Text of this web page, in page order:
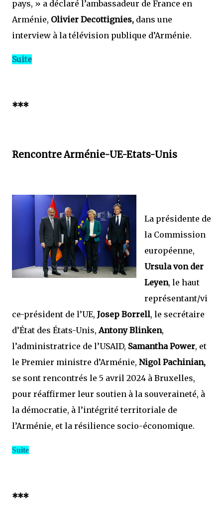
pays, » a déclaré l’ambassadeur de France en
Arménie, Olivier Decottignies, dans une
interview à la télévision publique d’Arménie.
Suite
***
Rencontre Arménie-UE-Etats-Unis
La présidente de
la Commission
européenne,
Ursula von der
Leyen, le haut
représentant/vi
ce-président de l’UE, Josep Borrell, le secrétaire
d’État des États-Unis,Antony Blinken,
l’administratrice de l’USAID, Samantha Power, et
le Premier ministre d’Arménie, Nigol Pachinian,
se sont rencontrés le 5 avril 2024 à Bruxelles,
pour réaffirmer leur soutien à la souveraineté, à
la démocratie, à l’intégrité territoriale de
l’Arménie, et la résilience socio-économique.
Suite
***